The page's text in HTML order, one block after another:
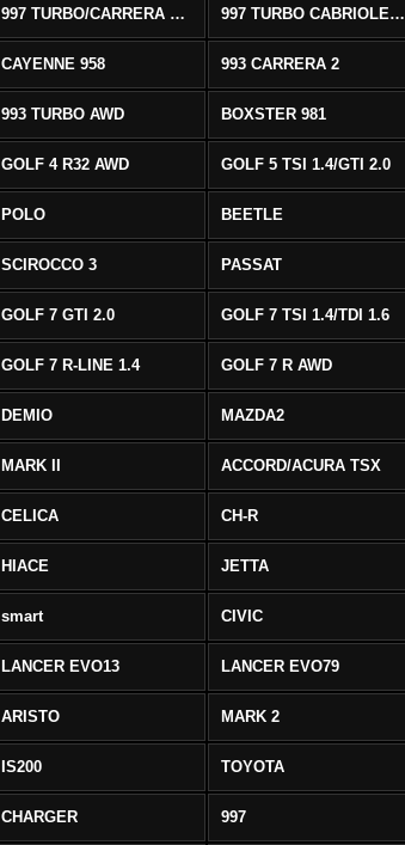
997 TURBO/CARRERA 4/4S AWD 997 TURBO CABRIOLET AWD
CAYENNE 958 993 CARRERA 2
993 TURBO AWD BOXSTER 981
GOLF 4 R32 AWD GOLF 5 TSI 1.4/GTI 2.0
POLO BEETLE
SCIROCCO 3 PASSAT
GOLF 7 GTI 2.0 GOLF 7 TSI 1.4/TDI 1.6
GOLF 7 R-LINE 1.4 GOLF 7 R AWD
DEMIO MAZDA2
MARK II ACCORD/ACURA TSX
CELICA CH-R
HIACE JETTA
smart CIVIC
LANCER EVO13 LANCER EVO79
ARISTO MARK 2
IS200 TOYOTA
CHARGER 997